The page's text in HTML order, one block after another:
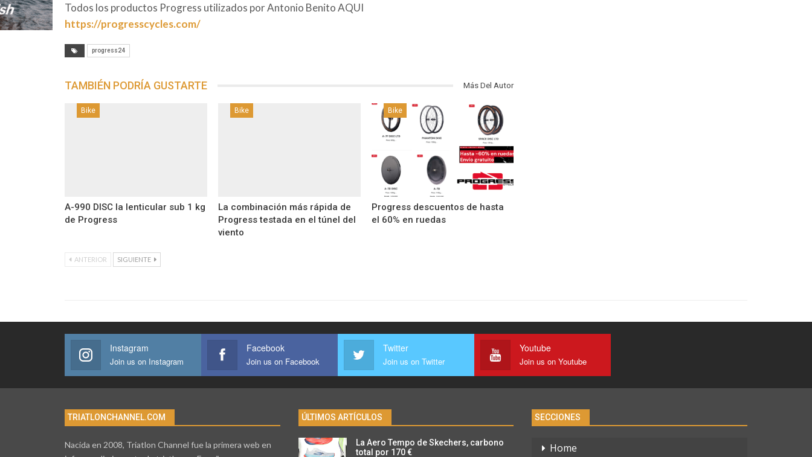
Todos los productos Progress utilizados por Antonio Benito AQUI
https://progresscycles.com/
progress24
TAMBIÉN PODRÍA GUSTARTE Más Del Autor
Bike
A-990 DISC la lenticular sub 1 kg
de Progress
Bike
La combinación más rápida de
Progress testada en el túnel del
viento
Bike
Progress descuentos de hasta
el 60% en ruedas
ANTERIOR SIGUIENTE
Instagram
Join us on Instagram
Facebook
Join us on Facebook
Twitter
Join us on Twitter
Youtube
Join us on Youtube
TRIATLONCHANNEL.COM
Nacida en 2008, Triatlon Channel fue la primera web en
ÚLTIMOS ARTÍCULOS
La Aero Tempo de Skechers, carbono
total por 170 €
SECCIONES
Home